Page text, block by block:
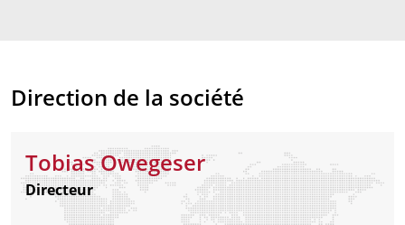
Direction de la société
Tobias Owegeser
Directeur